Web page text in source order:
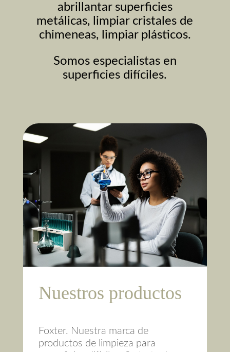
abrillantar superficies
metálicas, limpiar cristales de
chimeneas, limpiar plásticos.
Somos especialistas en
superficies difíciles.
Nuestros productos
Foxter. Nuestra marca de
productos de limpieza para